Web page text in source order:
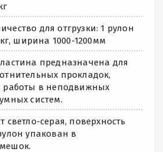
для отгрузки: 1 рулон
ширина 1000-1200мм
предназначена для
прокладок,
работы в неподвижных
систем.
серая, поверхность
упакован в